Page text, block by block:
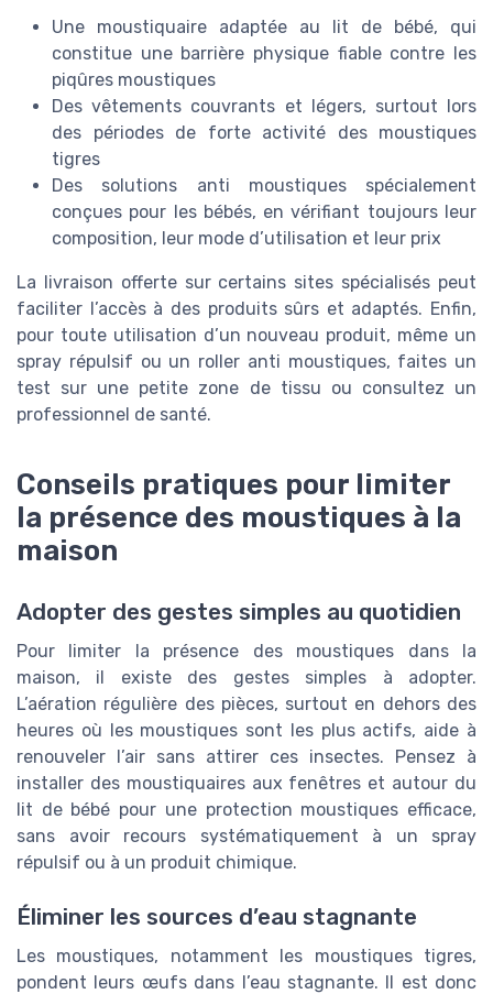
Une moustiquaire adaptée au lit de bébé, qui
constitue une barrière physique fiable contre les
piqûres moustiques
Des vêtements couvrants et légers, surtout lors
des périodes de forte activité des moustiques
tigres
Des solutions anti moustiques spécialement
conçues pour les bébés, en vérifiant toujours leur
composition, leur mode d’utilisation et leur prix
La livraison offerte sur certains sites spécialisés peut
faciliter l’accès à des produits sûrs et adaptés. Enfin,
pour toute utilisation d’un nouveau produit, même un
spray répulsif ou un roller anti moustiques, faites un
test sur une petite zone de tissu ou consultez un
professionnel de santé.
Conseils pratiques pour limiter
la présence des moustiques à la
maison
Adopter des gestes simples au quotidien
Pour limiter la présence des moustiques dans la
maison, il existe des gestes simples à adopter.
L’aération régulière des pièces, surtout en dehors des
heures où les moustiques sont les plus actifs, aide à
renouveler l’air sans attirer ces insectes. Pensez à
installer des moustiquaires aux fenêtres et autour du
lit de bébé pour une protection moustiques efficace,
sans avoir recours systématiquement à un spray
répulsif ou à un produit chimique.
Éliminer les sources d’eau stagnante
Les moustiques, notamment les moustiques tigres,
pondent leurs œufs dans l’eau stagnante. Il est donc